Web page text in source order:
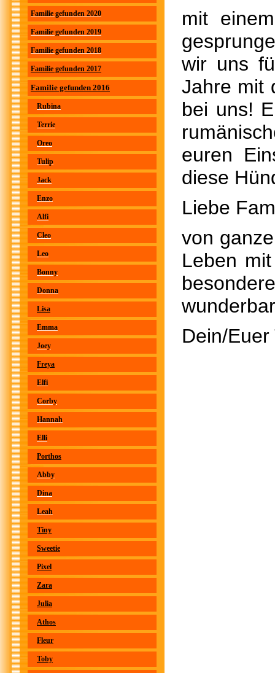
Familie gefunden 2020
Familie gefunden 2019
Familie gefunden 2018
Familie gefunden 2017
Familie gefunden 2016
Rubina
Terrie
Oreo
Tulip
Jack
Enzo
Alfi
Cleo
Leo
Bonny
Donna
Lisa
Emma
Joey
Freya
Elfi
Corby
Hannah
Elli
Porthos
Abby
Dina
Leah
Tiny
Sweetie
Pixel
Zara
Julia
Athos
Fleur
Toby
mit
wir uns
Jahre mit
bei uns!
euren
diese
Liebe
von
Leben
Dein/Euer